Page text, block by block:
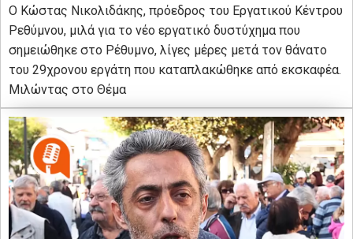
O Κώστας Νικολιδάκης, πρόεδρος του Εργατικού Κέντρου
Ρεθύμνου, μιλά για το νέο εργατικό δυστύχημα που
σημειώθηκε στο Ρέθυμνο, λίγες μέρες μετά τον θάνατο
του 29χρονου εργάτη που καταπλακώθηκε από εκσκαφέα.
Μιλώντας στο Θέμα